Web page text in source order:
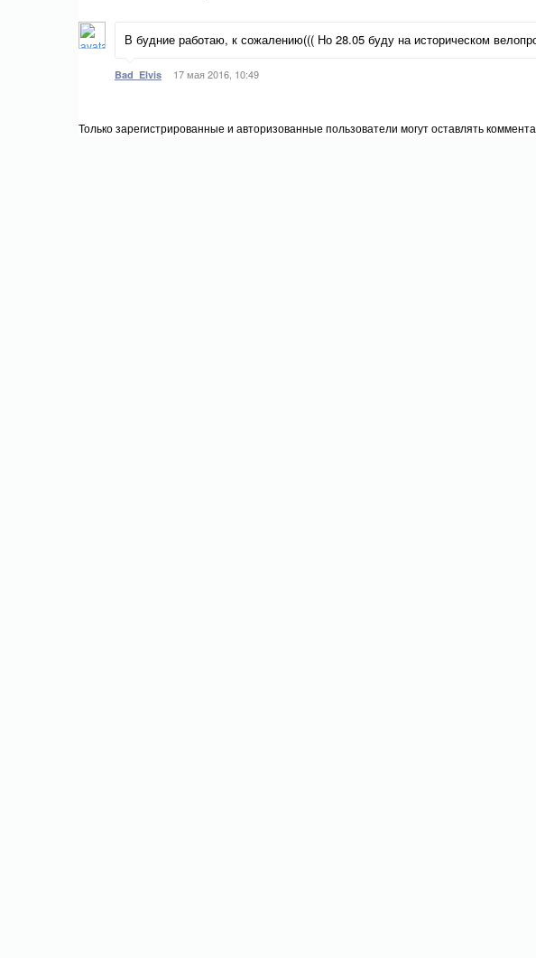
В будние работаю, к сожалению((( Но 28.05 буду на историческом
Bad_Elvis 17 мая 2016, 10:49
Только зарегистрированные и авторизованные пользователи могут оставлять